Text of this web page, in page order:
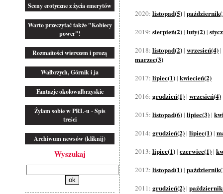
Sceny erotyczne z życia emerytów
Warto przeczytać także "Kobiecy
power"!
Rozmaitości wierszem i prozą
Wałbrzych, Górnik i ja
Fantazje okołowałbrzyskie
Żyłam sobie w PRL-u - Spis
treści
Archiwum newsów (kliknij)
Wyszukaj
2020: listopad(5) |
2019: sierpień(2) | luty(2) |
2018: listopad(2) | wrzesień(4) |
marzec(3)
2017: lipiec(1) | kwiecień(2)
2016: grudzień(1) | wrzesień(4)
2015: listopad(6) | lipiec(3) |
2014: grudzień(2) | lipiec(1) |
2013: lipiec(1) | czerwiec(1) |
2012: listopad(1) |
2011: grudzień(2) |